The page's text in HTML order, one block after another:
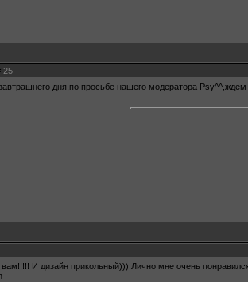
25
дня,по просьбе нашего модератора
И дизайн прикольный))) Лично мне очень